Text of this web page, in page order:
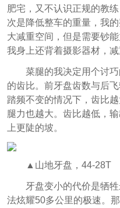
肥宅，又不认识正规的教
次是降低整车的重量，我
大减重空间，但是需要钞
我身上还背着摄影器材，减
菜腿的我决定用个讨
的齿比。前牙盘齿数与后
踏频不变的情况下，齿比
腿力也越大。齿比越低，
上更陡的坡。
▲山地牙盘，44-28T
牙盘变小的代价是牺
法炫耀50多公里的极速。